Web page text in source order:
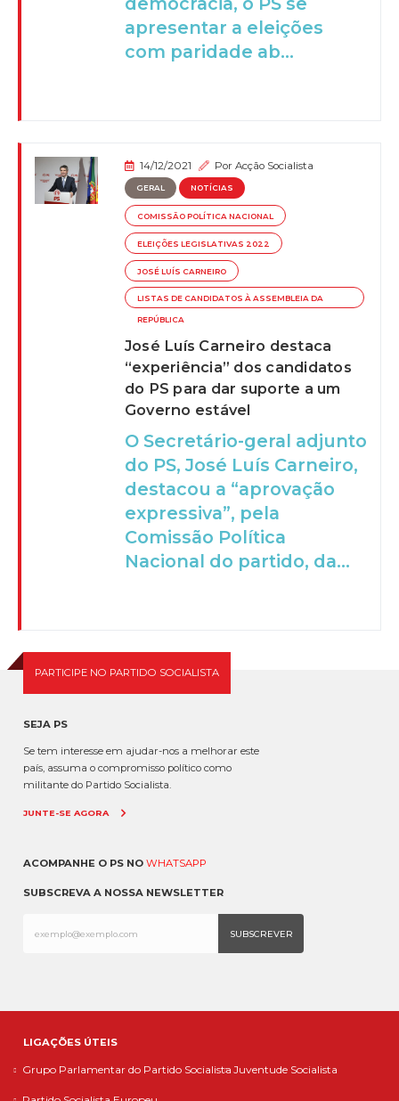
apresentar a eleições
com paridade ab...
14/12/2021 PorAcção Socialista
GERAL NOTÍCIAS
COMISSÃO POLÍTICA NACIONAL
ELEIÇÕES LEGISLATIVAS 2022
JOSÉ LUÍS CARNEIRO
LISTAS DE CANDIDATOS À ASSEMBLEIA DA
REPÚBLICA
José Luís Carneiro destaca
“experiência” dos candidatos
do PS para dar suporte a um
Governo estável
O Secretário-geral adjunto
do PS, José Luís Carneiro,
destacou a “aprovação
expressiva”, pela
Comissão Política
Nacional do partido, da...
PARTICIPE NO PARTIDO SOCIALISTA
SEJA PS
Se tem interesse em ajudar-nos a melhorar este
país, assuma o compromisso político como
militante do Partido Socialista.
JUNTE-SE AGORA
ACOMPANHE O PS NO WHATSAPP
SUBSCREVA A NOSSA NEWSLETTER
LIGAÇÕES ÚTEIS
Grupo Parlamentar do Partido Socialista Juventude Socialista